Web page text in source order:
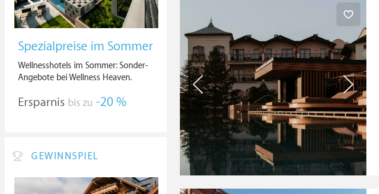
Spezialpreise im Sommer
Wellnesshotels im Sommer: Sonder-
Angebote bei Wellness Heaven.
Ersparnis bis zu -20 %
GEWINNSPIEL